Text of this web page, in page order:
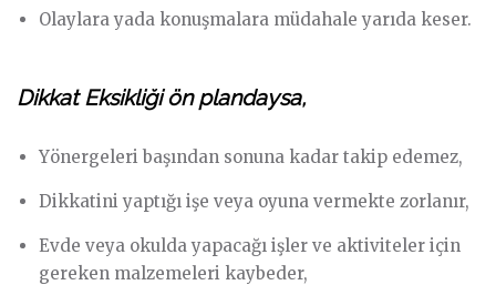
Olaylara yada konuşmalara müdahale yarıda keser.
Dikkat Eksikliği ön plandaysa,
Yönergeleri başından sonuna kadar takip edemez,
Dikkatini yaptığı işe veya oyuna vermekte zorlanır,
Evde veya okulda yapacağı işler ve aktiviteler için
gereken malzemeleri kaybeder,